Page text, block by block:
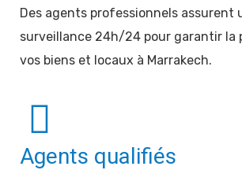
Des agents professionnels assurent
surveillance 24h/24 pour garantir la
vos biens et locaux à Marrakech.
Agents qualifiés